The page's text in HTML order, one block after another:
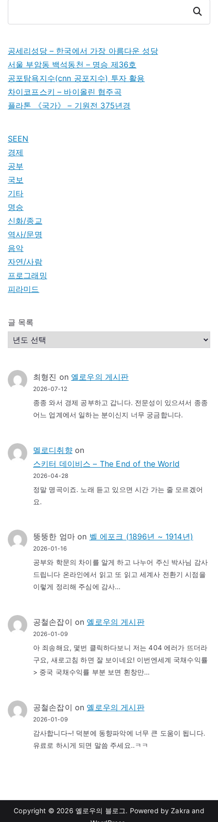
Search
공세리성당 – 한국에서 가장 아름다운 성당
서울 부암동 백석동천 – 명승 제36호
공포탐욕지수(cnn 공포지수) 투자 활용
차이코프스키 – 바이올린 협주곡
플라톤 《국가》 – 기원전 375년경
SEEN
경제
공부
국보
기타
명승
신화/종교
역사/문명
음악
자연/사람
프로그래밍
피라미드
글 목록
최형진 on 옐로우의 게시판
2026-07-12
종종 와서 경제 공부하고 갑니다. 전문성이 있으셔서 종종
어느 업계에서 일하는 분이신지 너무 궁금합니다.
멜로디취향on
스키터 데이비스 – The End of the World
2026-04-28
정말 명곡이죠. 노래 듣고 있으면 시간 가는 줄 모르겠어
요.
뚱뚱한 엄마on 벨 에포크 (1896년 ~ 1914년)
2026-01-16
공부와 학문의 차이를 알게 하고 나누어 주신 박사님 감사
드립니다 온라인에서 읽고 또 읽고 세계사 전환기 시점을
이렇게 정리해 주심에 감사…
공철손잡이 on 옐로우의 게시판
2026-01-09
아 죄송해요, 몇번 클릭하다보니 저는 404 에러가 뜨더라
구요, 새로고침 하면 잘 보이네요! 이번엔세계 국채수익률
> 중국 국채수익률 부분 보면 흰창만…
공철손잡이 on 옐로우의 게시판
2026-01-09
감사합니다~! 덕분에 동향파악에 너무 큰 도움이 됩니다.
유료로 하시게 되면 말씀 주세요..ㅋㅋ
Copyright © 2026 옐로우의 블로그. Powered byZakra and